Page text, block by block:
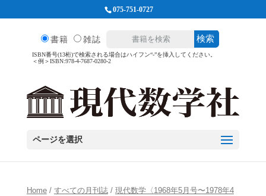
075-751-0727
書籍 雑誌 検索
ISBN番号(13桁)で検索される場合はハイフン“-”を挿入してください。
＜例＞ISBN:978-4-7687-0280-2
ページを選択
Home/ すべての月刊誌/ 現代数学〈1968年5月号〜1978年4